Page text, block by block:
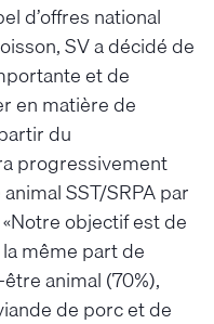
d’offres national
SV a décidé de
et de
en matière de
du
progressivement
SST/SRPA par
objectif est de
même part de
animal (70%),
de porc et de